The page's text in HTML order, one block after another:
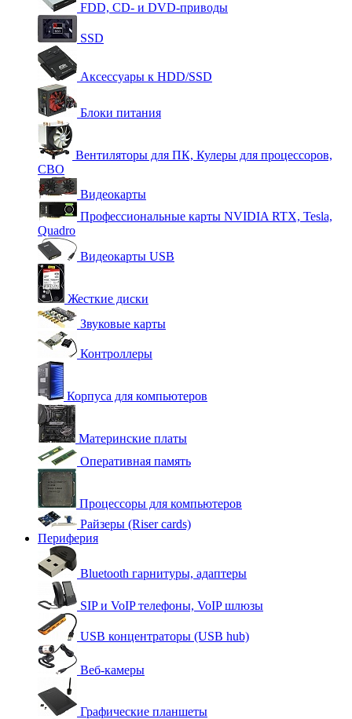
FDD, CD- и DVD-приводы
SSD
Аксессуары к HDD/SSD
Блоки питания
Вентиляторы для ПК, Кулеры для процессоров,
СВО
Видеокарты
Профессиональные карты NVIDIA RTX, Tesla,
Quadro
Видеокарты USB
Жесткие диски
Звуковые карты
Контроллеры
Корпуса для компьютеров
Материнские платы
Оперативная память
Процессоры для компьютеров
Райзеры (Riser cards)
Периферия
Bluetooth гарнитуры, адаптеры
SIP и VoIP телефоны, VoIP шлюзы
USB концентраторы (USB hub)
Веб-камеры
Графические планшеты